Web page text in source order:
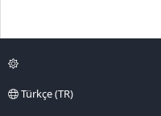
Türkçe (TR)